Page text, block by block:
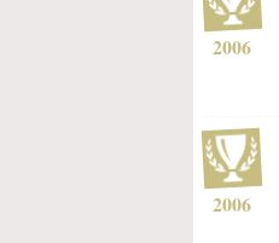
2006
2006